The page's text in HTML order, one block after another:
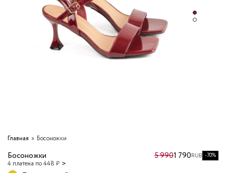
Главная Босоножки
Босоножки
4 платежа по 448 ₽
5 9901 790RUB -70%